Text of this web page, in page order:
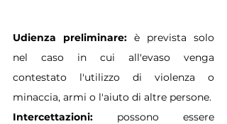
Udienza preliminare: è prevista solo
nel caso in cui all'evaso venga
contestato l'utilizzo di violenza o
minaccia, armi o l'aiuto di altre persone.
Intercettazioni: possono essere